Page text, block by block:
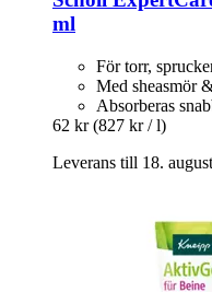
ml
För torr,
Med sheasmör
Absorberas
62 kr (827 kr / l)
Leverans till 18.